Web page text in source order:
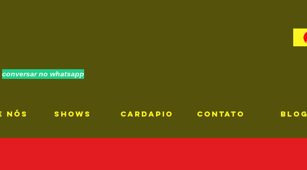
conversar no whatsapp
NÓS SHOWS CARDAPIO CONTATO Blog